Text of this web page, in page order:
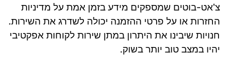
צ'אט-בוטים שמספקים מידע בזמן אמת על מדיניות
החזרות או על פרטי ההזמנה יכולה לשדרג את השירות.
חנויות שיבינו את היתרון במתן שירות לקוחות אפקטיבי
יהיו במצב טוב יותר בשוק.